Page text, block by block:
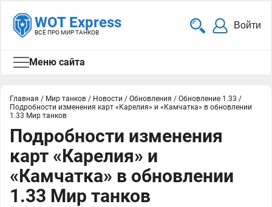
WOT Express
ВСЁ ПРО МИР ТАНКОВ
Войти
Меню сайта
Главная / Мир танков / Новости / Обновления / Обновление 1.33 /
Подробности изменения карт «Карелия» и «Камчатка» в обновлении
1.33 Мир танков
Подробности изменения
карт «Карелия» и
«Камчатка» в обновлении
1.33 Мир танков